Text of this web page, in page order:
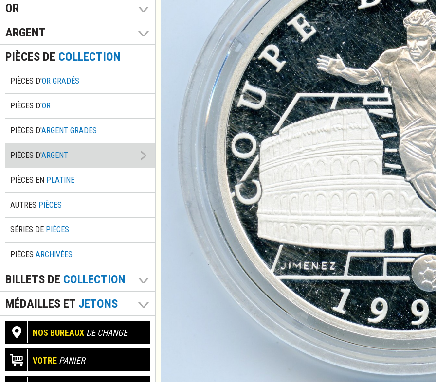
OR
ARGENT
PIÈCES DE COLLECTION
PIÈCES D'OR GRADÉS
PIÈCES D'OR
PIÈCES D'ARGENT GRADÉS
PIÈCES D'ARGENT
PIÈCES EN PLATINE
AUTRES PIÈCES
SÉRIES DE PIÈCES
PIÈCES ARCHIVÉES
BILLETS DE COLLECTION
MÉDAILLES ET JETONS
NOS BUREAUX DE CHANGE
VOTRE PANIER